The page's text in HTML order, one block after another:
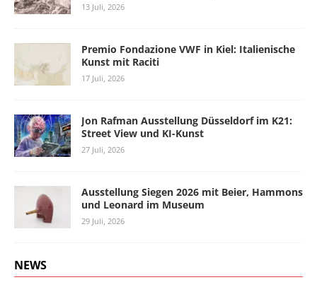
13 Juli, 2026
Premio Fondazione VWF in Kiel: Italienische
Kunst mit Raciti
17 Juli, 2026
Jon Rafman Ausstellung Düsseldorf im K21:
Street View und KI-Kunst
27 Juli, 2026
Ausstellung Siegen 2026 mit Beier, Hammons
und Leonard im Museum
29 Juli, 2026
NEWS